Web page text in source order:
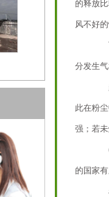
的释放
风不好
可
分发生气
超
此在粉
强；若
(5)
的国家有
看